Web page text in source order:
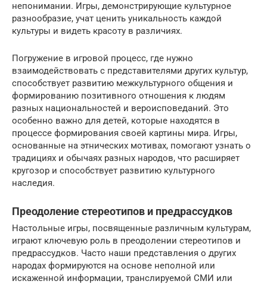
непонимании. Игры, демонстрирующие культурное
разнообразие, учат ценить уникальность каждой
культуры и видеть красоту в различиях.
Погружение в игровой процесс, где нужно
взаимодействовать с представителями других культур,
способствует развитию межкультурного общения и
формированию позитивного отношения к людям
разных национальностей и вероисповеданий. Это
особенно важно для детей, которые находятся в
процессе формирования своей картины мира. Игры,
основанные на этнических мотивах, помогают узнать о
традициях и обычаях разных народов, что расширяет
кругозор и способствует развитию культурного
наследия.
Преодоление стереотипов и предрассудков
Настольные игры, посвященные различным культурам,
играют ключевую роль в преодолении стереотипов и
предрассудков. Часто наши представления о других
народах формируются на основе неполной или
искаженной информации, транслируемой СМИ или